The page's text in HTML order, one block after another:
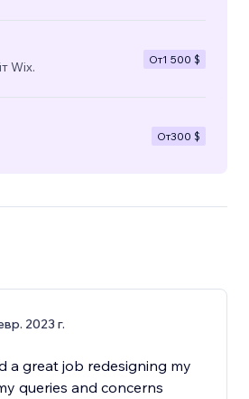
Wix.
От1 500 $
От300 $
2023 г.
a great job redesigning my
queries and concerns